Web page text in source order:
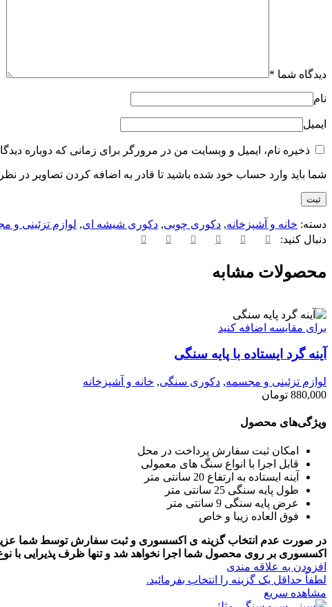
دیدگاه شما *
نام
ایمیل
ذخیره نام، ایمیل و وبسایت من در مرورگر برای زمانی که دوباره
شما باید وارد حساب خود شده باشید تا قادر به اضافه کردن تصاویر در
دسته: خانه و آشپزخانه, دکوری چوبی, دکوری شیشه ای, لوازم تزئینی و
دنبال کنید:
محصولات مشابه
برای مقایسه اضافه کنید
آینه گرد ایستاده با پایه سنگی
لوازم تزئینی و مجسمه, دکوری سنگی, خانه و آشپزخانه
880,000 تومان
ویژگی‌های محصول
امکان ثبت سفارش پرداخت در محل
قابل اجرا با انواع سنگ های معمولی
آینه ایستاده به ارتفاع 20 سانتی متر
طول پایه سنگی 25 سانتی متر
عرض پایه سنگی 9 سانتی متر
فوق العاده زیبا و خاص
در صورت عدم انتخاب گزینه ی اکسسوری و ثبت سفارش توسط شما
اکسسوری بر روی محصول شما اجرا نخواهد شد و تنها ظرف پذیرایی با
افزودن به علاقه مندی
لطفاٌ حداقل یک گزینه را انتخاب بفرمائید.
مشاهده سریع